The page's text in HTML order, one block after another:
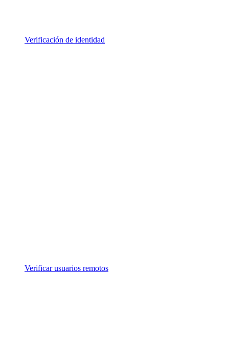
Verificación de identidad
Verificar usuarios remotos